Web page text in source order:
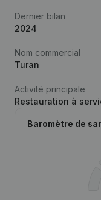
Dernier bilan
2024
Nom commercial
Turan
Activité principale
Restauration à
Baromètre de